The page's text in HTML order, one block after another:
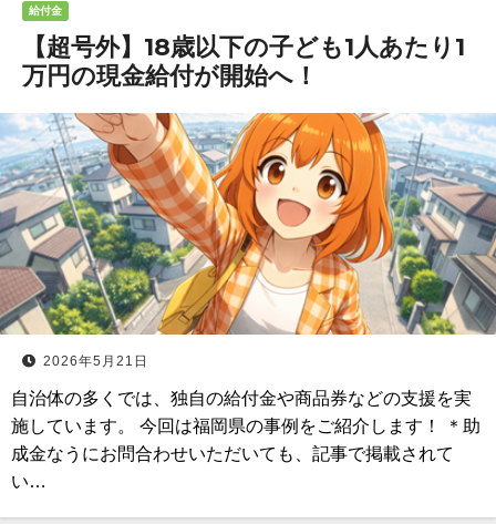
給付金
【超号外】18歳以下の子ども1人あたり1
万円の現金給付が開始へ！
2026年5月21日
自治体の多くでは、独自の給付金や商品券などの支援を実
施しています。 今回は福岡県の事例をご紹介します！ ＊助
成金なうにお問合わせいただいても、記事で掲載されて
い…